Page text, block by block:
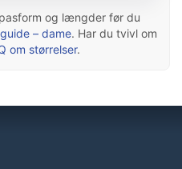
og længder før du
– dame. Har du tvivl om
om størrelser.